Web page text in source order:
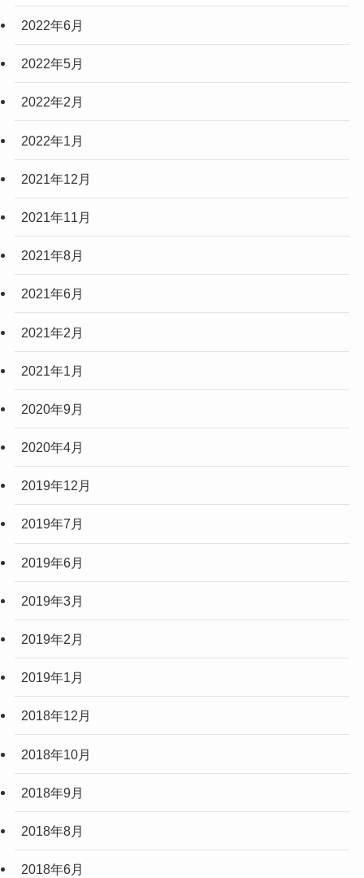
2022年6月
2022年5月
2022年2月
2022年1月
2021年12月
2021年11月
2021年8月
2021年6月
2021年2月
2021年1月
2020年9月
2020年4月
2019年12月
2019年7月
2019年6月
2019年3月
2019年2月
2019年1月
2018年12月
2018年10月
2018年9月
2018年8月
2018年6月